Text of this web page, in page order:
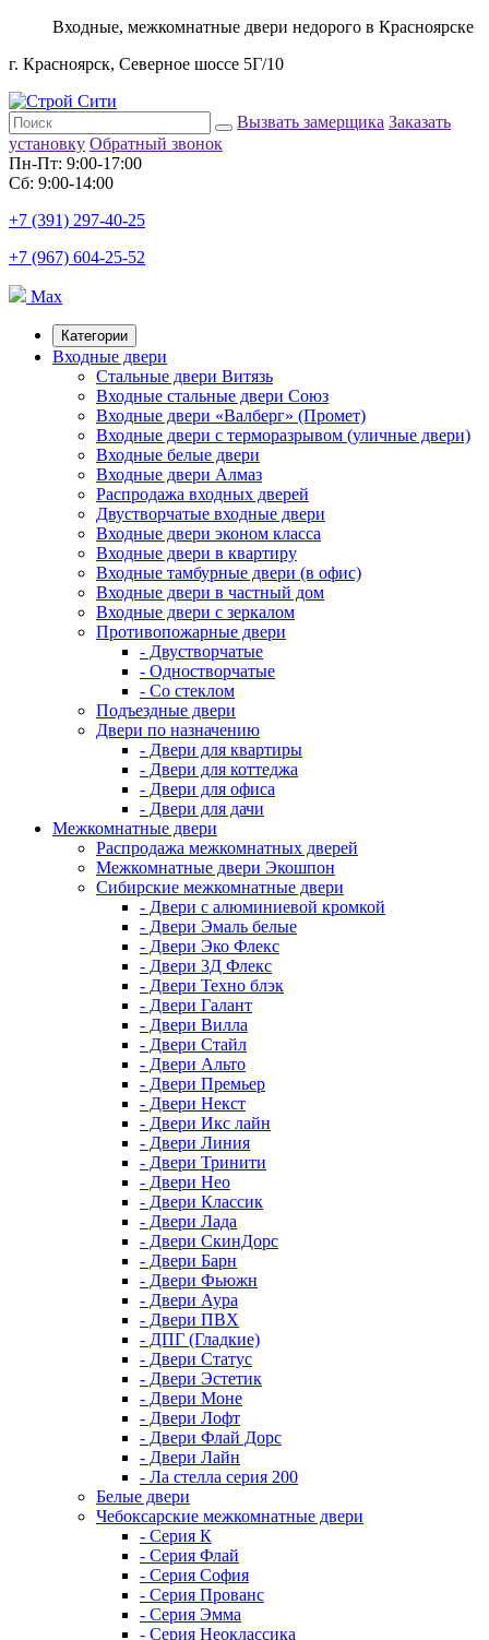
Входные, межкомнатные двери недорого в Красноярске
г. Красноярск, Северное шоссе 5Г/10
Вызвать замерщика Заказать
установку Обратный звонок
Пн-Пт: 9:00-17:00
Сб: 9:00-14:00
+7 (391) 297-40-25
+7 (967) 604-25-52
Max
Категории
Входные двери
Стальные двери Витязь
Входные стальные двери Союз
Входные двери «Валберг» (Промет)
Входные двери с терморазрывом (уличные двери)
Входные белые двери
Входные двери Алмаз
Распродажа входных дверей
Двустворчатые входные двери
Входные двери эконом класса
Входные двери в квартиру
Входные тамбурные двери (в офис)
Входные двери в частный дом
Входные двери с зеркалом
Противопожарные двери
- Двустворчатые
- Одностворчатые
- Со стеклом
Подъездные двери
Двери по назначению
- Двери для квартиры
- Двери для коттеджа
- Двери для офиса
- Двери для дачи
Межкомнатные двери
Распродажа межкомнатных дверей
Межкомнатные двери Экошпон
Сибирские межкомнатные двери
- Двери с алюминиевой кромкой
- Двери Эмаль белые
- Двери Эко Флекс
- Двери 3Д Флекс
- Двери Техно блэк
- Двери Галант
- Двери Вилла
- Двери Стайл
- Двери Альто
- Двери Премьер
- Двери Некст
- Двери Икс лайн
- Двери Линия
- Двери Тринити
- Двери Нео
- Двери Классик
- Двери Лада
- Двери СкинДорс
- Двери Барн
- Двери Фьюжн
- Двери Аура
- Двери ПВХ
- ДПГ (Гладкие)
- Двери Статус
- Двери Эстетик
- Двери Моне
- Двери Лофт
- Двери Флай Дорс
- Двери Лайн
- Ла стелла серия 200
Белые двери
Чебоксарские межкомнатные двери
- Серия К
- Серия Флай
- Серия София
- Серия Прованс
- Серия Эмма
- Серия Неоклассика